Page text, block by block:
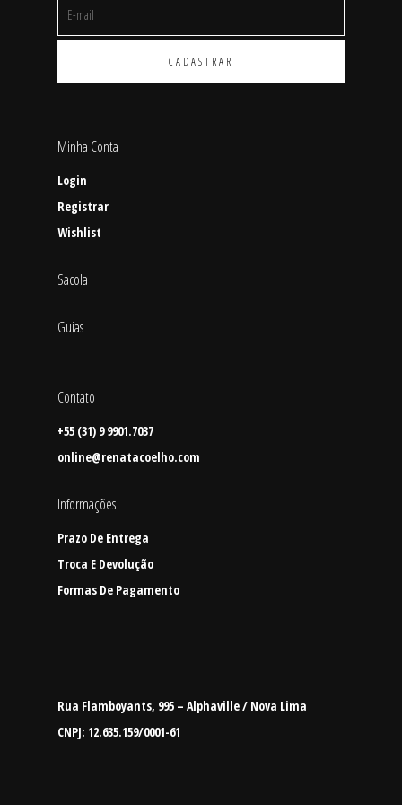
Minha Conta
Login
Registrar
Wishlist
Sacola
Guias
Contato
+55 (31) 9 9901.7037
online@renatacoelho.com
Informações
Prazo De Entrega
Troca E Devolução
Formas De Pagamento
Rua Flamboyants, 995 – Alphaville / Nova Lima
CNPJ: 12.635.159/0001-61